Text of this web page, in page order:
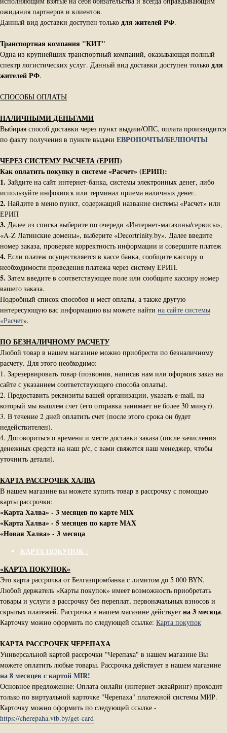
ожидания партнеров и клиентов.
Данный вид доставки доступен только для жителей РФ.
Транспортная компания "КИТ"
Одна из крупнейших транспортный компаний, оказывающая полный
спектр логистических услуг. Данный вид доставки доступен только для
жителей РФ.
СПОСОБЫ ОПЛАТЫ
НАЛИЧНЫМИ ДЕНЬГАМИ
Выбирая способ доставки через пункт выдачи/ОПС, оплата производится
по факту получения в пункте выдачи ЕВРОПОЧТЫ/БЕЛПОЧТЫ
ЧЕРЕЗ СИСТЕМУ РАСЧЕТА (ЕРИП)
Как оплатить покупку в системе «Расчет» (ЕРИП):
1. Зайдите на сайт интернет-банка, системы электронных денег, либо
используйте инфокиоск или терминал приема наличных денег.
2. Найдите в меню пункт, содержащий название системы «Расчет» или
ЕРИП
3. Далее из списка выберите по очереди «Интернет-магазины/сервисы»,
«A-Z Латинские домены», выберите «Decortrinity.by». Далее введите
номер заказа, проверьте корректность информации и совершите платеж
4. Если платеж осуществляется в кассе банка, сообщите кассиру о
необходимости проведения платежа через систему ЕРИП.
5. Затем введите в соответствующее поле или сообщите кассиру номер
вашего заказа.
Подробный список способов и мест оплаты, а также другую
интересующую вас информацию вы можете найти на сайте системы
«Расчет».
ПО БЕЗНАЛИЧНОМУ РАСЧЕТУ
Любой товар в нашем магазине можно приобрести по безналичному
расчету. Для этого необходимо:
1. Зарезервировать товар (позвонив, написав нам или оформив заказ на
сайте с указанием соответствующего способа оплаты).
2. Предоставить реквизиты вашей организации, указать e-mail, на
который мы вышлем счет (его отправка занимает не более 30 минут).
3. В течение 2 дней оплатить счет (после этого срока он будет
недействителен).
4. Договориться о времени и месте доставки заказа (после зачисления
денежных средств на наш р/с, с вами свяжется наш менеджер, чтобы
уточнить детали).
КАРТА РАССРОЧЕК ХАЛВА
В нашем магазине вы можете купить товар в рассрочку с помощью
карты рассрочки:
«Карта Халва» - 3 месяцев по карте MIX
«Карта Халва» - 5 месяцев по карте MAX
«Новая Халва» - 3 месяца
КАРТА ПОКУПОК :
«КАРТА ПОКУПОК»
Это карта рассрочка от Белгазпромбанка с лимитом до 5 000 BYN.
Любой держатель «Карты покупок» имеет возможность приобретать
товары и услуги в рассрочку без переплат, первоначальных взносов и
скрытых платежей. Рассрочка в нашем магазине действует на 3 месяца.
Карточку можно оформить по следующей ссылке: Карта покупок
КАРТА РАССРОЧЕК ЧЕРЕПАХА
Универсальной картой рассрочки "Черепаха" в нашем магазине Вы
можете оплатить любые товары. Рассрочка действует в нашем магазине
на 8 месяцев с картой MIR!
Основное предложение: Оплата онлайн (интернет-эквайринг) проходит
только по виртуальной карточке "Черепаха" платежной системы МИР.
Карточку можно оформить по следующей ссылке -
https://cherepaha.vtb.by/get-card